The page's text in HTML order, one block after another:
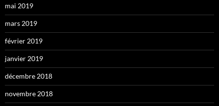
mai 2019
mars 2019
février 2019
janvier 2019
décembre 2018
novembre 2018